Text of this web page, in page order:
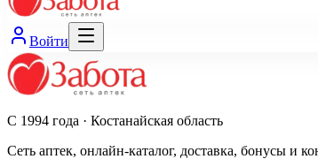
Войти
С 1994 года · Костанайская область
Сеть аптек, онлайн-каталог, доставка, бонусы и